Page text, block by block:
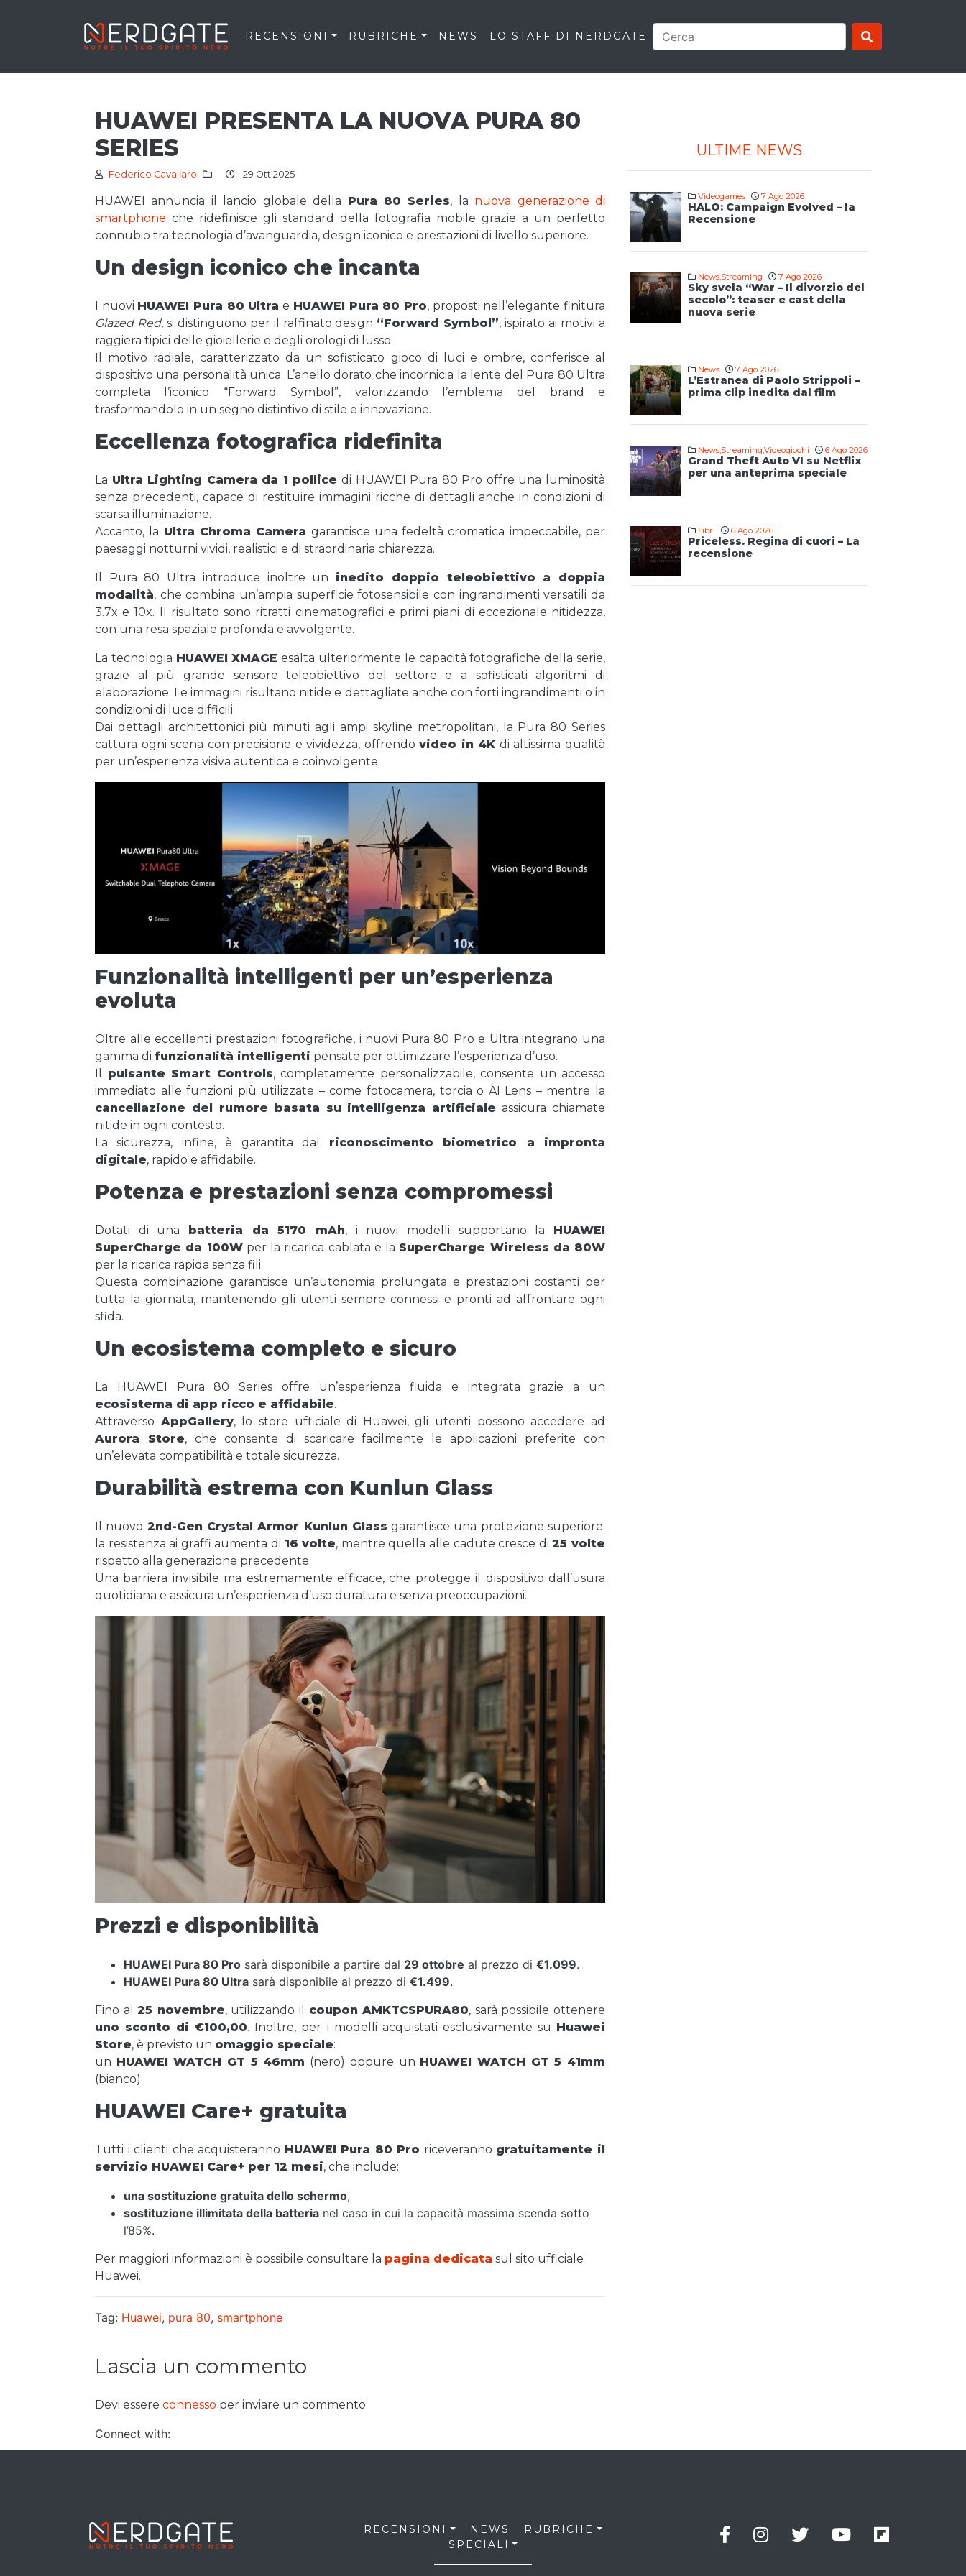
RECENSIONI RUBRICHE NEWS LO STAFF DI NERDGATE
HUAWEI PRESENTA LA NUOVA PURA 80
SERIES
Federico Cavallaro 29 Ott 2025
HUAWEI annuncia il lancio globale della Pura 80 Series, la nuova generazione di
smartphone che ridefinisce gli standard della fotografia mobile grazie a un perfetto
connubio tra tecnologia d’avanguardia, design iconico e prestazioni di livello superiore.
Un design iconico che incanta
I nuovi HUAWEI Pura 80 Ultra e HUAWEI Pura 80 Pro, proposti nell’elegante finitura
Glazed Red, si distinguono per il raffinato design “Forward Symbol”, ispirato ai motivi a
raggiera tipici delle gioiellerie e degli orologi di lusso.
Il motivo radiale, caratterizzato da un sofisticato gioco di luci e ombre, conferisce al
dispositivo una personalità unica. L’anello dorato che incornicia la lente del Pura 80 Ultra
completa l’iconico “Forward Symbol”, valorizzando l’emblema del brand e
trasformandolo in un segno distintivo di stile e innovazione.
Eccellenza fotografica ridefinita
La Ultra Lighting Camera da 1 pollice di HUAWEI Pura 80 Pro offre una luminosità
senza precedenti, capace di restituire immagini ricche di dettagli anche in condizioni di
scarsa illuminazione.
Accanto, la Ultra Chroma Camera garantisce una fedeltà cromatica impeccabile, per
paesaggi notturni vividi, realistici e di straordinaria chiarezza.
Il Pura 80 Ultra introduce inoltre un inedito doppio teleobiettivo a doppia
modalità, che combina un’ampia superficie fotosensibile con ingrandimenti versatili da
3.7x e 10x. Il risultato sono ritratti cinematografici e primi piani di eccezionale nitidezza,
con una resa spaziale profonda e avvolgente.
La tecnologia HUAWEI XMAGE esalta ulteriormente le capacità fotografiche della serie,
grazie al più grande sensore teleobiettivo del settore e a sofisticati algoritmi di
elaborazione. Le immagini risultano nitide e dettagliate anche con forti ingrandimenti o in
condizioni di luce difficili.
Dai dettagli architettonici più minuti agli ampi skyline metropolitani, la Pura 80 Series
cattura ogni scena con precisione e vividezza, offrendovideo in 4K di altissima qualità
per un’esperienza visiva autentica e coinvolgente.
Funzionalità intelligenti per un’esperienza
evoluta
Oltre alle eccellenti prestazioni fotografiche, i nuovi Pura 80 Pro e Ultra integrano una
gamma di funzionalità intelligenti pensate per ottimizzare l’esperienza d’uso.
Il pulsante Smart Controls, completamente personalizzabile, consente un accesso
immediato alle funzioni più utilizzate – come fotocamera, torcia o AI Lens – mentre la
cancellazione del rumore basata su intelligenza artificiale assicura chiamate
nitide in ogni contesto.
La sicurezza, infine, è garantita dal riconoscimento biometrico a impronta
digitale, rapido e affidabile.
Potenza e prestazioni senza compromessi
Dotati di una batteria da 5170 mAh, i nuovi modelli supportano la HUAWEI
SuperCharge da 100Wper la ricarica cablata e la SuperCharge Wireless da 80W
per la ricarica rapida senza fili.
Questa combinazione garantisce un’autonomia prolungata e prestazioni costanti per
tutta la giornata, mantenendo gli utenti sempre connessi e pronti ad affrontare ogni
sfida.
Un ecosistema completo e sicuro
La HUAWEI Pura 80 Series offre un’esperienza fluida e integrata grazie a un
ecosistema di app ricco e affidabile.
Attraverso AppGallery, lo store ufficiale di Huawei, gli utenti possono accedere ad
Aurora Store, che consente di scaricare facilmente le applicazioni preferite con
un’elevata compatibilità e totale sicurezza.
Durabilità estrema con Kunlun Glass
Il nuovo 2nd-Gen Crystal Armor Kunlun Glass garantisce una protezione superiore:
la resistenza ai graffi aumenta di 16 volte, mentre quella alle cadute cresce di25 volte
rispetto alla generazione precedente.
Una barriera invisibile ma estremamente efficace, che protegge il dispositivo dall’usura
quotidiana e assicura un’esperienza d’uso duratura e senza preoccupazioni.
Prezzi e disponibilità
HUAWEI Pura 80 Pro sarà disponibile a partire dal 29 ottobre al prezzo di €1.099.
HUAWEI Pura 80 Ultra sarà disponibile al prezzo di €1.499.
Fino al25 novembre, utilizzando il coupon AMKTCSPURA80, sarà possibile ottenere
uno sconto di €100,00. Inoltre, per i modelli acquistati esclusivamente su Huawei
Store, è previsto un omaggio speciale:
un HUAWEI WATCH GT 5 46mm (nero) oppure un HUAWEI WATCH GT 5 41mm
(bianco).
HUAWEI Care+ gratuita
Tutti i clienti che acquisteranno HUAWEI Pura 80 Pro riceveranno gratuitamente il
servizio HUAWEI Care+ per 12 mesi, che include:
una sostituzione gratuita dello schermo,
sostituzione illimitata della batteria nel caso in cui la capacità massima scenda sotto
l’85%.
Per maggiori informazioni è possibile consultare la pagina dedicata sul sito ufficiale
Huawei.
Tag: Huawei, pura 80, smartphone
Lascia un commento
Devi essere connesso per inviare un commento.
Connect with:
ULTIME NEWS
Videogames 7 Ago 2026
HALO: Campaign Evolved – la
Recensione
News,Streaming 7 Ago 2026
Sky svela “War – Il divorzio del
secolo”: teaser e cast della
nuova serie
News 7 Ago 2026
L’Estranea di Paolo Strippoli –
prima clip inedita dal film
News,Streaming,Videogiochi 6 Ago 2026
Grand Theft Auto VI su Netflix
per una anteprima speciale
Libri 6 Ago 2026
Priceless. Regina di cuori – La
recensione
RECENSIONI NEWS
RUBRICHE
SPECIALI